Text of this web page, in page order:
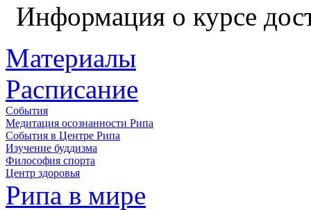
Информация о курсе
Материалы
Расписание
События
Медитация осознанности Рипа
События в Центре Рипа
Изучение буддизма
Философия спорта
Центр здоровья
Рипа в мире